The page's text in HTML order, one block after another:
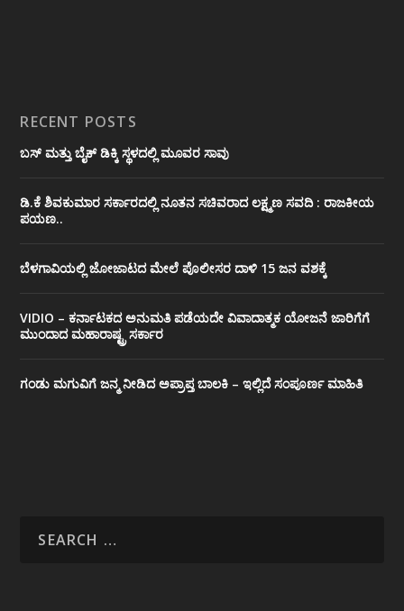
RECENT POSTS
ಬಸ್ ಮತ್ತು ಬೈಕ್ ಡಿಕ್ಕಿ ಸ್ಥಳದಲ್ಲಿ ಮೂವರ ಸಾವು
ಡಿ.ಕೆ ಶಿವಕುಮಾರ ಸರ್ಕಾರದಲ್ಲಿ ನೂತನ ಸಚಿವರಾದ ಲಕ್ಷ್ಮಣ ಸವದಿ : ರಾಜಕೀಯ
ಪಯಣ..
ಬೆಳಗಾವಿಯಲ್ಲಿ ಜೋಜಾಟದ ಮೇಲೆ ಪೊಲೀಸರ ದಾಳಿ 15 ಜನ ವಶಕ್ಕೆ
VIDIO – ಕರ್ನಾಟಕದ ಅನುಮತಿ ಪಡೆಯದೇ ವಿವಾದಾತ್ಮಕ ಯೋಜನೆ ಜಾರಿಗೆಗೆ
ಮುಂದಾದ ಮಹಾರಾಷ್ಟ್ರ ಸರ್ಕಾರ
ಗಂಡು ಮಗುವಿಗೆ ಜನ್ಮ ನೀಡಿದ ಅಪ್ರಾಪ್ತ ಬಾಲಕಿ – ಇಲ್ಲಿದೆ ಸಂಪೂರ್ಣ ಮಾಹಿತಿ